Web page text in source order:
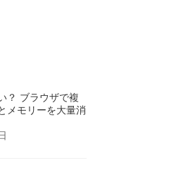
？ ブラウザで複
メモリーを大量消